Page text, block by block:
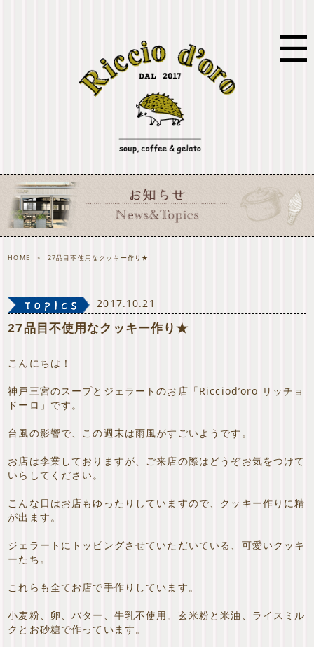
HOME > 27品目不使用なクッキー作り★
2017.10.21
27品目不使用なクッキー作り★
こんにちは！
神戸三宮のスープとジェラートのお店「Ricciod’oro リッチョ
ドーロ」です。
台風の影響で、この週末は雨風がすごいようです。
お店は李業しておりますが、ご来店の際はどうぞお気をつけて
いらしてください。
こんな日はお店もゆったりしていますので、クッキー作りに精
が出ます。
ジェラートにトッピングさせていただいている、可愛いクッキ
ーたち。
これらも全てお店で手作りしています。
小麦粉、卵、バター、牛乳不使用。玄米粉と米油、ライスミル
クとお砂糖で作っています。